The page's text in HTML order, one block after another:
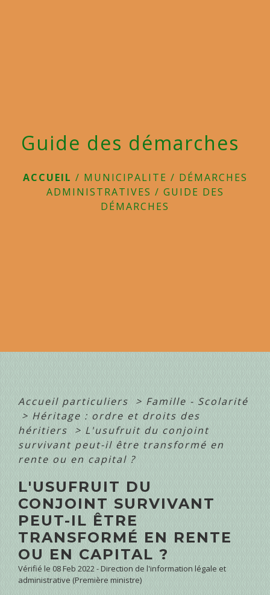
Guide des démarches
ACCUEIL / MUNICIPALITE / DÉMARCHES
ADMINISTRATIVES / GUIDE DES
DÉMARCHES
Accueil particuliers > Famille - Scolarité
> Héritage : ordre et droits des
héritiers
> L'usufruit du conjoint
survivant peut-il être transformé en
rente ou en capital ?
L'USUFRUIT DU
CONJOINT SURVIVANT
PEUT-IL ÊTRE
TRANSFORMÉ EN RENTE
OU EN CAPITAL ?
Vérifié le 08 Feb 2022 - Direction de l'information légale et
administrative (Première ministre)